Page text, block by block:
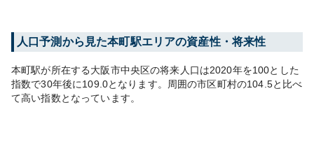
人口予測から見た本町駅エリアの資産性・将来性
本町駅が所在する大阪市中央区の将来人口は2020年を100とした
指数で30年後に109.0となります。 周囲の市区町村の104.5と比べ
て高い指数となっています。